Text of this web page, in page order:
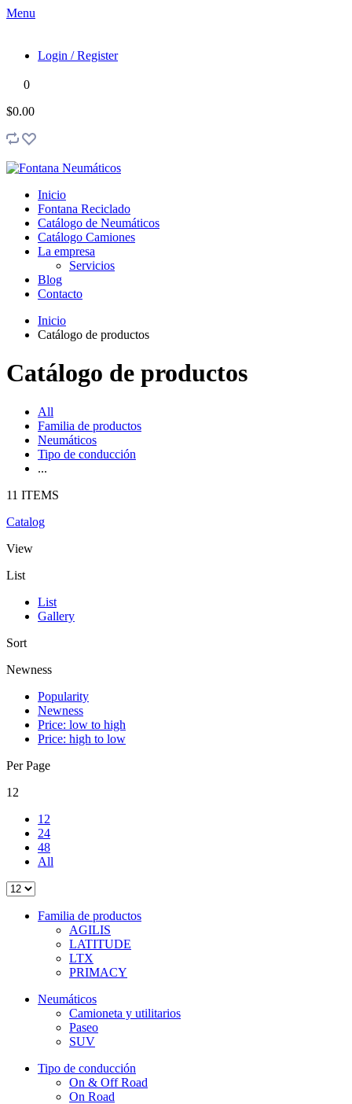
Menu
Login / Register
0
$0.00
Inicio
Fontana Reciclado
Catálogo de Neumáticos
Catálogo Camiones
La empresa
Servicios
Blog
Contacto
Inicio
Catálogo de productos
Catálogo de productos
All
Familia de productos
Neumáticos
Tipo de conducción
...
11 ITEMS
Catalog
View
List
List
Gallery
Sort
Newness
Popularity
Newness
Price: low to high
Price: high to low
Per Page
12
12
24
48
All
Familia de productos
AGILIS
LATITUDE
LTX
PRIMACY
Neumáticos
Camioneta y utilitarios
Paseo
SUV
Tipo de conducción
On & Off Road
On Road